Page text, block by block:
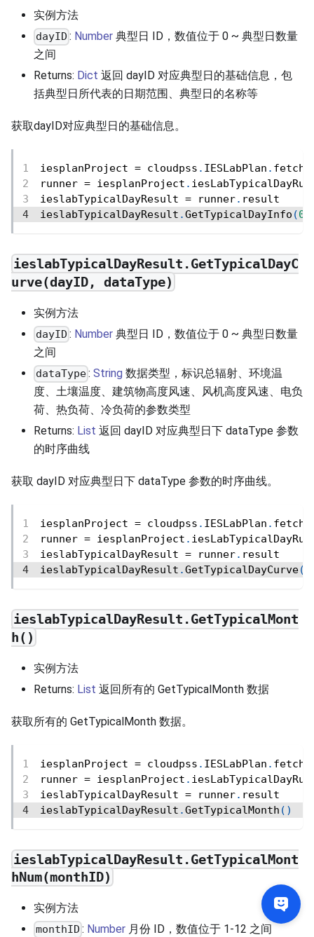
实例方法
dayID : Number 典型日 ID，数值位于 0 ~ 典型日数量
之间
Returns: Dict 返回 dayID 对应典型日的基础信息，包
括典型日所代表的日期范围、典型日的名称等
获取dayID对应典型日的基础信息。
iesplanProject = cloudpss . IESLabPlan . fetch
runner = iesplanProject . iesLabTypicalDayRun
ieslabTypicalDayResult = runner. result
ieslabTypicalDayResult .GetTypicalDayInfo (0
ieslabTypicalDayResult.GetTypicalDayC
urve(dayID, dataType)
实例方法
dayID : Number 典型日 ID，数值位于 0 ~ 典型日数量
之间
dataType:String 数据类型，标识总辐射、环境温
度、土壤温度、建筑物高度风速、风机高度风速、电负
荷、热负荷、冷负荷的参数类型
Returns: List 返回 dayID 对应典型日下 dataType 参数
的时序曲线
获取 dayID 对应典型日下 dataType 参数的时序曲线。
iesplanProject = cloudpss . IESLabPlan . fetch
runner = iesplanProject . iesLabTypicalDayRun
ieslabTypicalDayResult = runner. result
ieslabTypicalDayResult .GetTypicalDayCurve(
ieslabTypicalDayResult.GetTypicalMont
h()
实例方法
Returns: List 返回所有的 GetTypicalMonth 数据
获取所有的 GetTypicalMonth 数据。
iesplanProject = cloudpss . IESLabPlan . fetch
runner = iesplanProject . iesLabTypicalDayRun
ieslabTypicalDayResult = runner. result
ieslabTypicalDayResult .GetTypicalMonth ( )
ieslabTypicalDayResult.GetTypicalMont
hNum(monthID)
实例方法
monthID : Number 月份 ID，数值位于 1-12 之间